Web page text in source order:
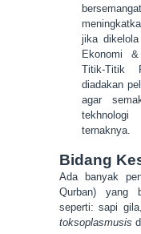
jika
Ekonomi
Titik-Titik
diadakan
agar
ternaknya.
Bidang
Ada banyak
Qurban) yang
seperti: sapi gila,
toksoplasmusis